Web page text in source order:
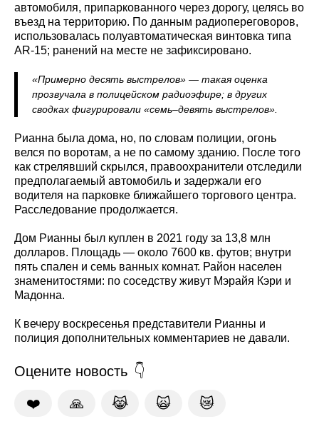
автомобиля, припаркованного через дорогу, целясь во
въезд на территорию. По данным радиопереговоров,
использовалась полуавтоматическая винтовка типа
AR-15; ранений на месте не зафиксировано.
«Примерно десять выстрелов» — такая оценка
прозвучала в полицейском радиоэфире; в других
сводках фигурировали «семь–девять выстрелов».
Рианна была дома, но, по словам полиции, огонь
велся по воротам, а не по самому зданию. После того
как стрелявший скрылся, правоохранители отследили
предполагаемый автомобиль и задержали его
водителя на парковке ближайшего торгового центра.
Расследование продолжается.
Дом Рианны был куплен в 2021 году за 13,8 млн
долларов. Площадь — около 7600 кв. футов; внутри
пять спален и семь ванных комнат. Район населен
знаменитостями: по соседству живут Мэрайя Кэри и
Мадонна.
К вечеру воскресенья представители Рианны и
полиция дополнительных комментариев не давали.
Оцените новость
❤️ 🙏 😹 🙀 😿